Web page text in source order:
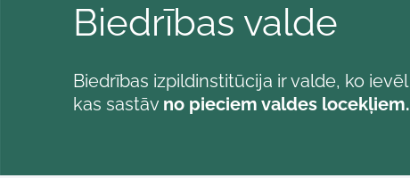
Biedrības valde
Biedrības izpildinstitūcija ir valde, ko ievēl
kas sastāv no pieciem valdes locekļiem.